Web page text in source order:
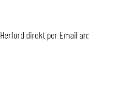
direkt per Email an: